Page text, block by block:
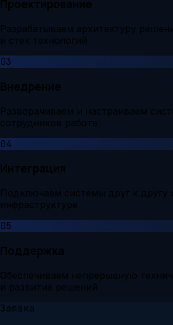
Проектирование
Разрабатываем архитектуру
и стек технологий
03
Внедрение
Разворачиваем и настраиваем
сотрудников работе
04
Интеграция
Подключаем системы друг к
инфраструктуре
05
Поддержка
Обеспечиваем непрерывную
и развитие решений
Заявка